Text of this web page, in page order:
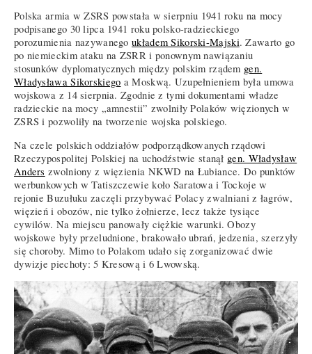
Polska armia w ZSRS powstała w sierpniu 1941 roku na mocy
podpisanego 30 lipca 1941 roku polsko-radzieckiego
porozumienia nazywanegoukładem Sikorski-Majski. Zawarto go
po niemieckim ataku na ZSRR i ponownym nawiązaniu
stosunków dyplomatycznych między polskim rządem gen.
Władysława Sikorskiego a Moskwą. Uzupełnieniem była umowa
wojskowa z 14 sierpnia. Zgodnie z tymi dokumentami władze
radzieckie na mocy „amnestii” zwolniły Polaków więzionych w
ZSRS i pozwoliły na tworzenie wojska polskiego.
Na czele polskich oddziałów podporządkowanych rządowi
Rzeczypospolitej Polskiej na uchodźstwie stanął gen. Władysław
Anders zwolniony z więzienia NKWD na Łubiance. Do punktów
werbunkowych w Tatiszczewie koło Saratowa i Tockoje w
rejonie Buzułuku zaczęli przybywać Polacy zwalniani z łagrów,
więzień i obozów, nie tylko żołnierze, lecz także tysiące
cywilów. Na miejscu panowały ciężkie warunki. Obozy
wojskowe były przeludnione, brakowało ubrań, jedzenia, szerzyły
się choroby. Mimo to Polakom udało się zorganizować dwie
dywizje piechoty: 5 Kresową i 6 Lwowską.